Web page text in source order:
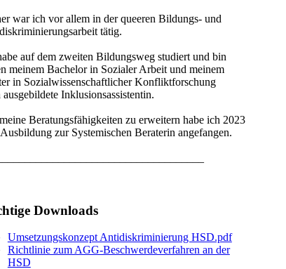
war ich vor allem in der queeren Bildungs- und
tätig.
auf dem zweiten Bildungsweg studiert und bin
meinem Bachelor in Sozialer Arbeit und meinem
in Sozialwissenschaftlicher Konfliktforschung
ausgebildete Inklusionsassistentin.
Beratungsfähigkeiten zu erweitern habe ich 2023
zur Systemischen Beraterin angefangen.
Downloads
Umsetzungskonzept Antidiskriminierung HSD.pdf
Richtlinie zum AGG-Beschwerdeverfahren an der
HSD​​​​​​​